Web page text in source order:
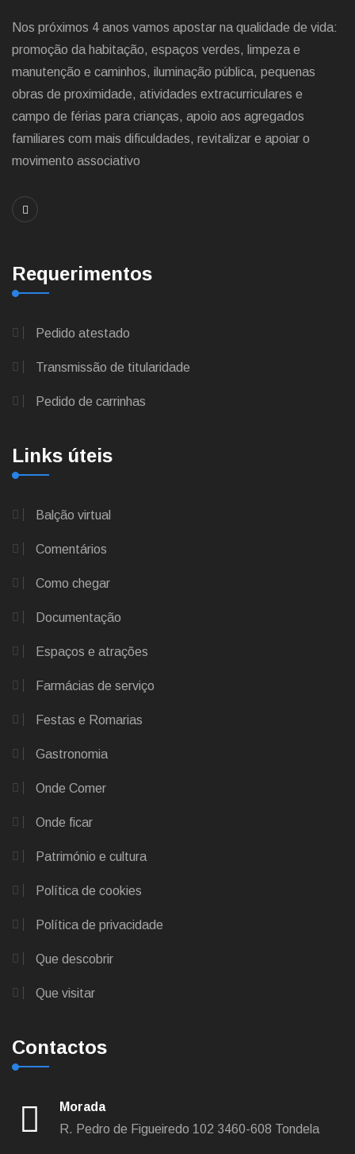
Nos próximos 4 anos vamos apostar na qualidade de vida:
promoção da habitação, espaços verdes, limpeza e
manutenção e caminhos, iluminação pública, pequenas
obras de proximidade, atividades extracurriculares e
campo de férias para crianças, apoio aos agregados
familiares com mais dificuldades, revitalizar e apoiar o
movimento associativo
Requerimentos
Pedido atestado
Transmissão de titularidade
Pedido de carrinhas
Links úteis
Balção virtual
Comentários
Como chegar
Documentação
Espaços e atrações
Farmácias de serviço
Festas e Romarias
Gastronomia
Onde Comer
Onde ficar
Património e cultura
Política de cookies
Política de privacidade
Que descobrir
Que visitar
Contactos
Morada
R. Pedro de Figueiredo 102 3460-608 Tondela